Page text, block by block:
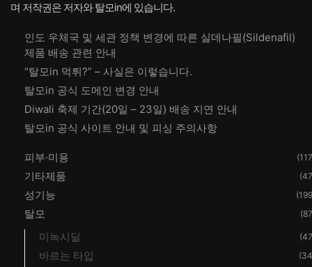
며 저작권은 저자와 탈모in에 있습니다.
인도 우체국 및 세관 정책 변경에 따른 실데나필(Sildenafil)
제품 배송 관련 안내
“탈모in 먹튀?” – 사실은 이렇습니다.
탈모in 공식 도메인 변경 안내
Diwali 축제 기간(20일 – 23일) 배송 지연 안내
탈모in 공식 사이트 안내 및 피싱 주의사항
피부·미용
기타제품
성기능
탈모
미녹시딜
바르는 타입